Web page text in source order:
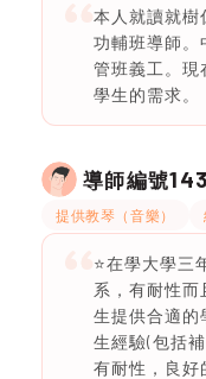
本人就讀就樹
功輔班導師。
管班義工。現
學生的需求。
導師編號
提供教琴（音樂）
⭐️在學大學三
系，有耐性
生提供合適的
生經驗(包括
有耐性，良好